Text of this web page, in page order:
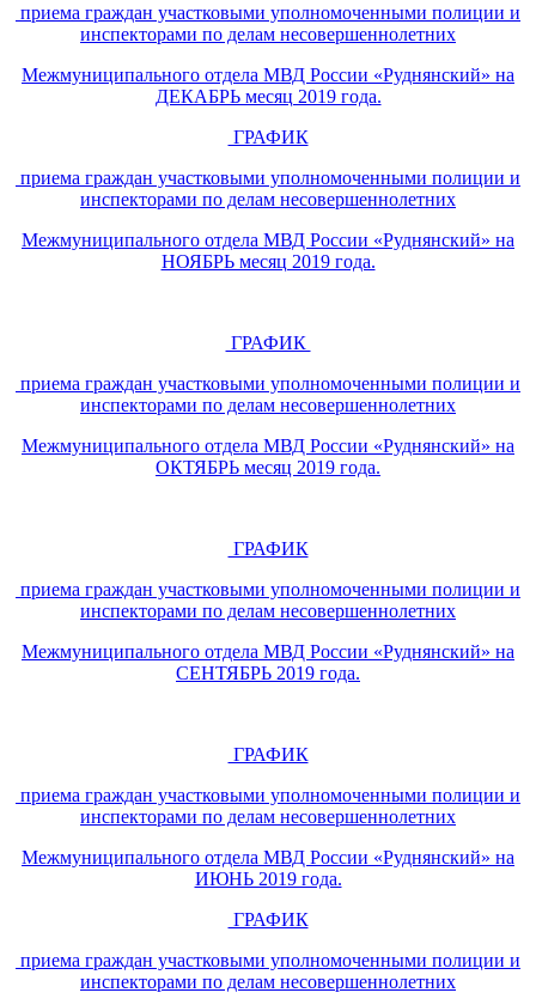
приема граждан участковыми уполномоченными полиции и
инспекторами по делам несовершеннолетних
Межмуниципального отдела МВД России «Руднянский» на
ДЕКАБРЬ месяц 2019 года.
ГРАФИК
приема граждан участковыми уполномоченными полиции и
инспекторами по делам несовершеннолетних
Межмуниципального отдела МВД России «Руднянский» на
НОЯБРЬ месяц 2019 года.
ГРАФИК
приема граждан участковыми уполномоченными полиции и
инспекторами по делам несовершеннолетних
Межмуниципального отдела МВД России «Руднянский» на
ОКТЯБРЬ месяц 2019 года.
ГРАФИК
приема граждан участковыми уполномоченными полиции и
инспекторами по делам несовершеннолетних
Межмуниципального отдела МВД России «Руднянский» на
СЕНТЯБРЬ 2019 года.
ГРАФИК
приема граждан участковыми уполномоченными полиции и
инспекторами по делам несовершеннолетних
Межмуниципального отдела МВД России «Руднянский» на
ИЮНЬ 2019 года.
ГРАФИК
приема граждан участковыми уполномоченными полиции и
инспекторами по делам несовершеннолетних